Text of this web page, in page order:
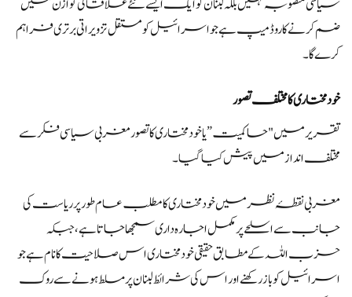
سیاسی منصوبہ نہیں بلکہ لبنان کو ایک ایسے نئے علاقائی توازن میں
ضم کرنے کا روڈ میپ ہے جو اسرائیل کو مستقل تزویراتی برتری فراہم
کرے گا۔
خودمختاری کا مختلف تصور
تقریر میں "حاکمیت” یا خودمختاری کا تصور مغربی سیاسی فکر سے
مختلف انداز میں پیش کیا گیا۔
مغربی نقطۂ نظر میں خودمختاری کا مطلب عام طور پر ریاست کی
جانب سے اسلحے پر مکمل اجارہ داری سمجھا جاتا ہے، جبکہ
حزب اللہ کے مطابق حقیقی خودمختاری اس صلاحیت کا نام ہے جو
اسرائیل کو باز رکھنے اور اس کی شرائط لبنان پر مسلط ہونے سے روک